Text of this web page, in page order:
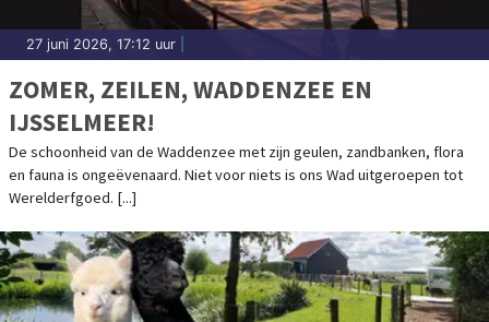
27 juni 2026, 17:12 uur
ZOMER, ZEILEN, WADDENZEE EN
IJSSELMEER!
De schoonheid van de Waddenzee met zijn geulen, zandbanken, flora
en fauna is ongeëvenaard. Niet voor niets is ons Wad uitgeroepen tot
Werelderfgoed. [...]